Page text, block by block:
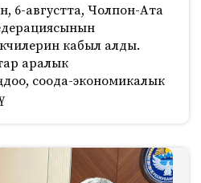
6-августта, Чолпон-Ата
кабыл алды.
аралык
соода-экономикалык